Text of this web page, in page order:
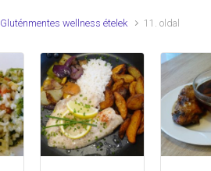
Gluténmentes wellness ételek 11. oldal